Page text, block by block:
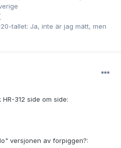
tallet: Ja, inte är jag mätt, men
312 side om side:
versjonen av forpiggen?: